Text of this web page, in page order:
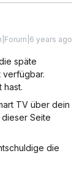
years ago
späte
verfügbar.
hast.
TV über dein
Seite
die